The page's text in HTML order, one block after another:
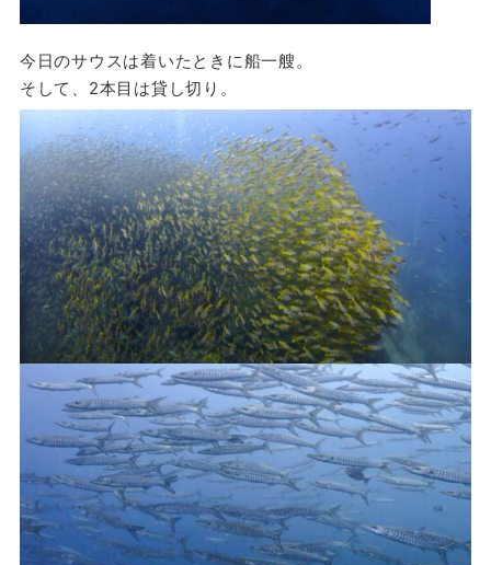
今日のサウスは着いたときに船一艘。
そして、2本目は貸し切り。